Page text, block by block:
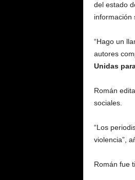
del estado
información
“Hago un
autores
Unidas
Román
sociales.
“Los
violencia”,
Román fue